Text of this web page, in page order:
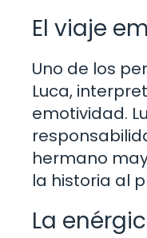
El viaje
Uno de los
Luca,
emotividad.
hermano
la historia al
La